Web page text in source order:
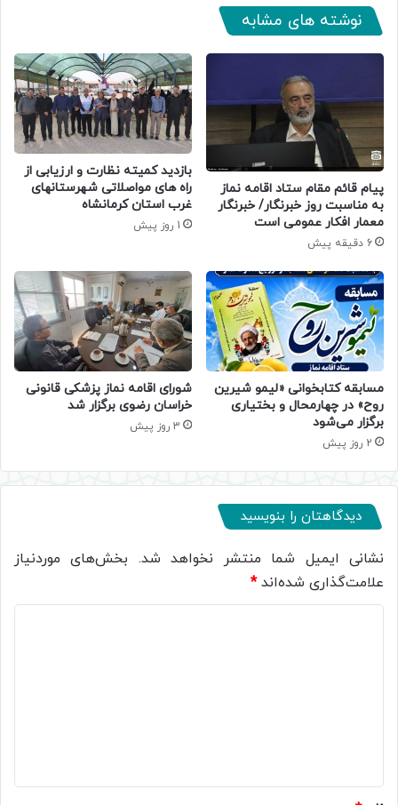
نوشته های مشابه
پیام قائم مقام ستاد اقامه نماز
به مناسبت روز خبرنگار/ خبرنگار
معمار افکار عمومی است
6 دقیقه پیش
بازدید کمیته نظارت و ارزیابی از
راه های مواصلاتی شهرستانهای
غرب استان کرمانشاه
1 روز پیش
مسابقه کتابخوانی «لیمو شیرین
روح» در چهارمحال و بختیاری
برگزار می‌شود
2 روز پیش
شورای اقامه نماز پزشکی قانونی
خراسان رضوی برگزار شد
3 روز پیش
دیدگاهتان را بنویسید
نشانی ایمیل شما منتشر نخواهد شد. بخش‌های موردنیاز
علامت‌گذاری شده‌اند*